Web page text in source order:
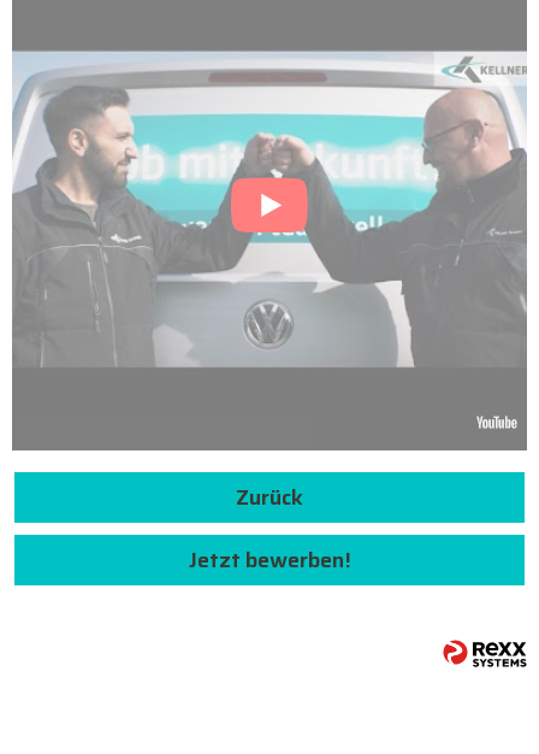
Zurück
Jetzt bewerben!